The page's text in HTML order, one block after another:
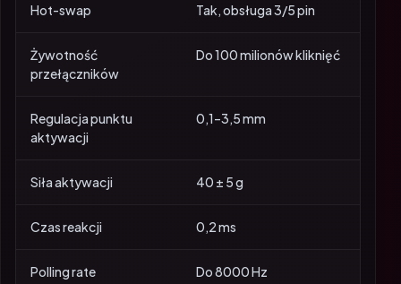
Hot-swap Tak, obsługa 3/5 pin
Żywotność
przełączników
Do 100 milionów kliknięć
Regulacja punktu
aktywacji
0,1–3,5 mm
Siła aktywacji 40 ± 5 g
Czas reakcji 0,2 ms
Polling rate Do 8000 Hz